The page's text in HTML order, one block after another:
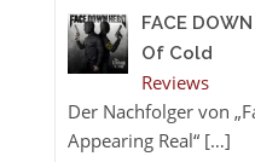
FACE
Of Cold
Reviews
Der Nachfolger von
Appearing Real“ […]